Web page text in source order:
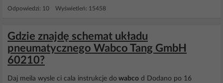
Odpowiedzi: 10 Wyświetleń: 15458
Gdzie znajdę schemat układu
pneumatycznego Wabco Tang GmbH
60210?
Daj meila wysle ci cala instrukcje do wabco d Dodano po 16